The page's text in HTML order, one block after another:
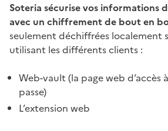
Soteria sécurise vos informations
avec un chiffrement de bout en
seulement déchiffrées localement
utilisant les différents clients :
Web-vault (la page web d’accès
passe)
L’extension web